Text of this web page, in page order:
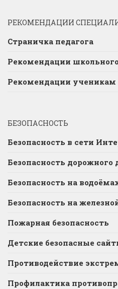
РЕКОМЕНДАЦИИ
Страничка педагога
Рекомендации
Рекомендации ученикам
БЕЗОПАСНОСТЬ
Безопасность в сети
Безопасность
Безопасность на
Безопасность на
Пожарная безопасность
Детские безопасные
Противодействие
Профилактика